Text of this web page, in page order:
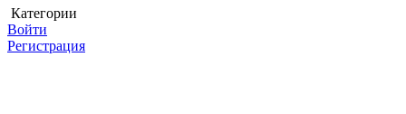
Категории
Войти
Регистрация